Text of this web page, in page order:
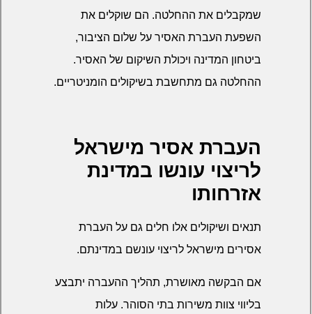
שמקבלים את ההחלטה. הם שוקלים את
השפעת העברת האסיר על שלום הציבור,
ביטחון המדינה ויכולת השיקום של האסיר.
ההחלטה גם מתחשבת בשיקולים הומניטריים.
העברת אסיר מישראל
לריצוי עונשו במדינת
אזרחותו
תנאים ושיקולים אלו חלים גם על העברת
אסירים מישראל לריצוי עונשם במדינתם.
אם הבקשה מאושרת, תהליך ההעברה יתבצע
בליווי צוות משירות בתי הסוהר. עלות